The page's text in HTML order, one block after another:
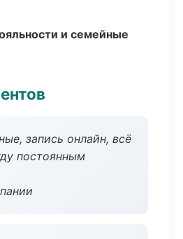
и семейные
запись онлайн, всё
постоянным